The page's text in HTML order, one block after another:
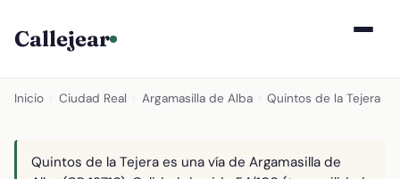
Callejear
Inicio Ciudad Real Argamasilla de Alba Quintos de la Tejera
Quintos de la Tejera es una vía de Argamasilla de